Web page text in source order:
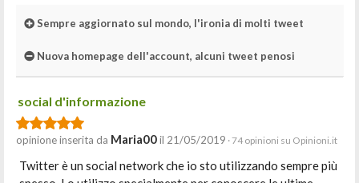
Sempre aggiornato sul mondo, l'ironia di molti tweet
Nuova homepage dell'account, alcuni tweet penosi
social d'informazione
opinione inserita da Maria00il 21/05/2019 · 74 opinioni su Opinioni.it
Twitter è un social network che io sto utilizzando sempre più